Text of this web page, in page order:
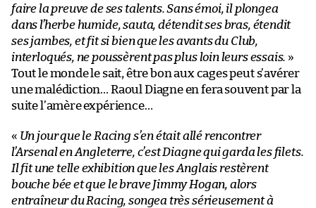
faire la preuve de ses talents. Sans émoi, il plongea
dans l’herbe humide, sauta, détendit ses bras, étendit
ses jambes, et fit si bien que les avants du Club,
interloqués, ne poussèrent pas plus loin leurs essais. »
Tout le monde le sait, être bon aux cages peut s’avérer
une malédiction… Raoul Diagne en fera souvent par la
suite l’amère expérience…
« Un jour que le Racing s’en était allé rencontrer
l’Arsenal en Angleterre, c’est Diagne qui garda les filets.
Il fit une telle exhibition que les Anglais restèrent
bouche bée et que le brave Jimmy Hogan, alors
entraîneur du Racing, songea très sérieusement à